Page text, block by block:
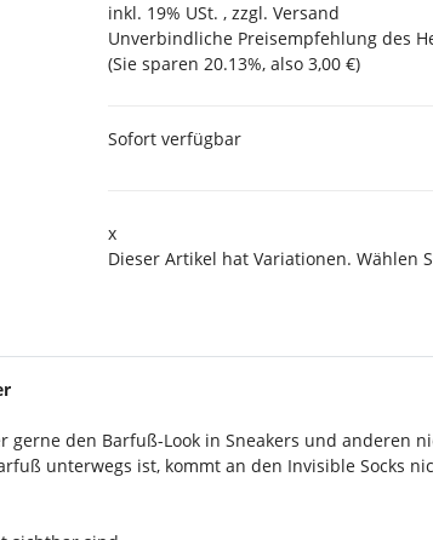
inkl. 19% USt. , zzgl. Versand
Unverbindliche Preisempfehlung des
(Sie sparen 20.13%, also 3,00 €)
Sofort verfügbar
x
Dieser Artikel hat Variationen. Wählen
den Barfuß-Look in Sneakers und anderen
unterwegs ist, kommt an den Invisible Socks